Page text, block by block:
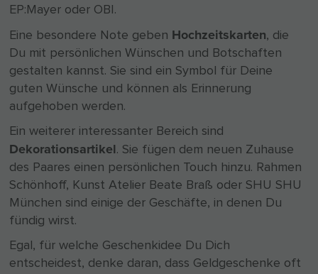
EP:Mayer oder OBI.
Eine besondere Note geben Hochzeitskarten, die
Du mit persönlichen Wünschen und Botschaften
gestalten kannst. Sie sind ein Symbol für Deine
guten Wünsche und können als Erinnerung
aufgehoben werden.
Ein weiterer interessanter Bereich sind
Dekorationsartikel. Sie fügen dem neuen Zuhause
des Paares einen persönlichen Touch hinzu. Rahmen
Schönhoff, Kunst Atelier Beate Braß oder SHU SHU
München sind einige der Geschäfte, in denen Du
fündig wirst.
Egal, für welche Geschenkidee Du Dich
entscheidest, denke daran, dass Geldgeschenke oft